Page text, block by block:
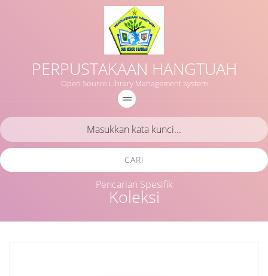
PERPUSTAKAAN HANGTUAH
Open Source Library Management System
Koleksi
CARI
Pencarian Spesifik